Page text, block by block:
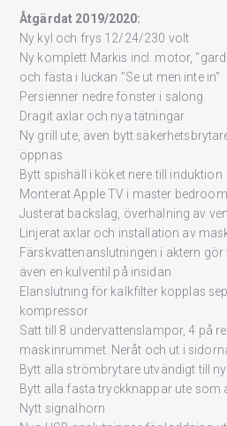
Åtgärdat 2019/2020:
Ny kyl och frys 12/24/230 volt
Ny komplett Markis incl. motor,
och fästa i luckan ”Se ut men inte in”
Persienner nedre fönster i salong
Dragit axlar och nya tätningar
Ny grill ute, även bytt
öppnas
Bytt spishäll i köket nere till induktion
Monterat Apple TV i master bedroom
Justerat backslag, överhalning av
Linjerat axlar och installation av
Färskvattenanslutningen i aktern gör
även en kulventil på insidan
Elanslutning för kalkfilter kopplas
kompressor
Satt till 8 undervattenslampor, 4 på
maskinrummet. Neråt och ut i
Bytt alla strömbrytare utvändigt till
Bytt alla fasta tryckknappar ute som
Nytt signalhorn